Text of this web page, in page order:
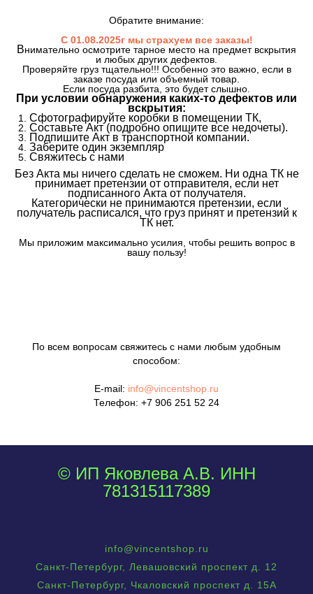
Обратите внимание:
С 01.08.2025г мы страхуем все заказы!
Внимательно осмотрите тарное место на предмет вскрытия
и любых других дефектов.
Проверяйте груз тщательно!!! Особенно это важно, если в
заказе посуда или объемный товар.
Если посуда разбита, это будет слышно.
При условии обнаружения каких-то дефектов или
вскрытия:
Сфотографируйте коробки в помещении ТК,
Составьте Акт (подробно опишите все недочеты).
Подпишите Акт в транспортной компании.
Заберите один экземпляр
Свяжитесь с нами
Без Акта мы ничего сделать не сможем. Ни одна ТК не
принимает претензии от отправителя, если нет
подписанного Акта от получателя.
Категорически не принимаются претензии, если
получатель расписался, что груз принят и претензий к
ТК нет.
Мы приложим максимально усилия, чтобы решить вопрос в
вашу пользу!
По всем вопросам свяжитесь с нами любым удобным
способом:
E-mail: info@vincentshop.ru
Телефон: +7 906 251 52 24
© ИП Яковлева А.В. ИНН
781315117389
info@vincentshop.ru
Санкт-Петербург, Левашовский проспект д. 12
Санкт-Петербург, Чкаловский проспект д. 15А